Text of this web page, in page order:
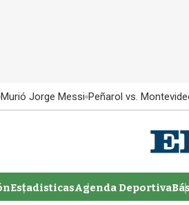
Murió Jorge Messi Peñarol vs.
EstadisticasAgenda Deportiva